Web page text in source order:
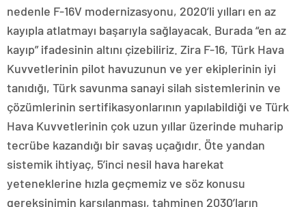
nedenle F-16V modernizasyonu, 2020’li yılları en az
kayıpla atlatmayı başarıyla sağlayacak. Burada “en az
kayıp” ifadesinin altını çizebiliriz. Zira F-16, Türk Hava
Kuvvetlerinin pilot havuzunun ve yer ekiplerinin iyi
tanıdığı, Türk savunma sanayi silah sistemlerinin ve
çözümlerinin sertifikasyonlarının yapılabildiği ve Türk
Hava Kuvvetlerinin çok uzun yıllar üzerinde muharip
tecrübe kazandığı bir savaş uçağıdır. Öte yandan
sistemik ihtiyaç, 5’inci nesil hava harekat
yeteneklerine hızla geçmemiz ve söz konusu
gereksinimin karşılanması, tahminen 2030’ların